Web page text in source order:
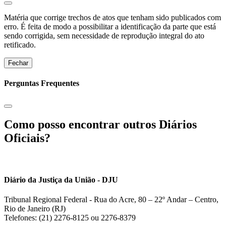
Matéria que corrige trechos de atos que tenham sido publicados com
erro. É feita de modo a possibilitar a identificação da parte que está
sendo corrigida, sem necessidade de reprodução integral do ato
retificado.
Fechar
Perguntas Frequentes
Como posso encontrar outros Diários
Oficiais?
Diário da Justiça da União - DJU
Tribunal Regional Federal - Rua do Acre, 80 – 22º Andar – Centro,
Rio de Janeiro (RJ)
Telefones: (21) 2276-8125 ou 2276-8379